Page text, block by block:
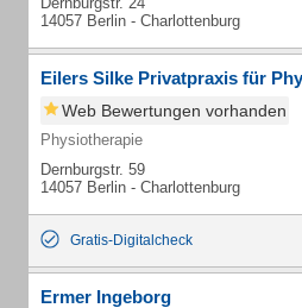
14057 Berlin - Charlottenburg
Eilers Silke Privatpraxis für
Web Bewertungen vorhanden
Physiotherapie
Dernburgstr. 59
14057 Berlin - Charlottenburg
Gratis-Digitalcheck
Ermer Ingeborg